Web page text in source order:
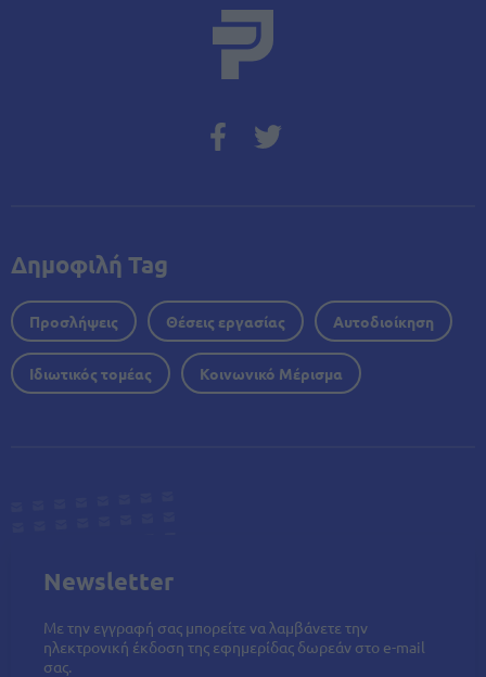
Δημοφιλή Tag
Προσλήψεις Θέσεις εργασίας Αυτοδιοίκηση
Ιδιωτικός τομέας Κοινωνικό Μέρισμα
Newsletter
Με την εγγραφή σας μπορείτε να λαμβάνετε την
ηλεκτρονική έκδοση της εφημερίδας δωρεάν στο e-mail
σας.